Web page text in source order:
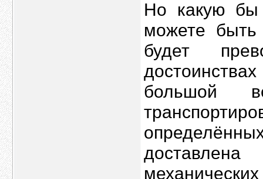
Но какую бы
можете
будет
большой